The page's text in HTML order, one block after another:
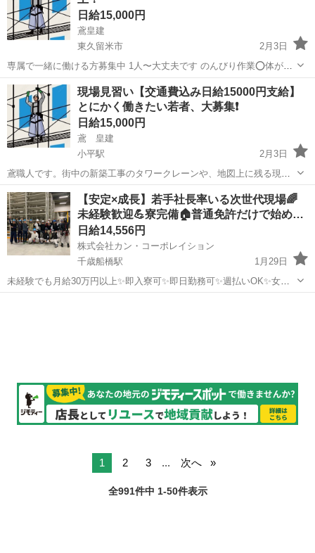
日給15,000円
鳶皇建
東久留米市
2月3日
専属で一緒に働ける方募集中 1人〜大丈夫です のんびり作業⭕️体が楽
⭕️直行直帰⭕️ 現場移動🈚️ 早朝の資材積み込み🈚️ 高収入⭕️ 『気になっ
たら応募してください』 すぐ働けます❗️早帰り多数❗️早く終わっても日
給保...
東京 東久留米市 鳶職 足場
現場見習い【交通費込み日給15000円支給】
とにかく働きたい若者、大募集❗️
日給15,000円
鳶 皇建
小平駅
2月3日
鳶職人です。街中の新築工事のタワークレーンや、地図上に残る現
場！ 誇りを持ったカッコイイ仕事ですよ❗️ 最初は、誰でも出来る簡単
な作業から❗️ 思ってるより楽です！ 心配は何もいりません❗️ これが現
場仕事❓って思いますよ！...
東京 東久留米市 小平駅 鳶職 足場
【安定×成長】若手社長率いる次世代現場🌈
未経験歓迎💪寮完備🏠普通免許だけで始め…
日給14,556円
株式会社カン・コーポレイション
千歳船橋駅
1月29日
未経験でも月給30万円以上✨即入寮可✨即日勤務可✨週払いOK✨女性
OK✨派手髪OK✨ピアスOK✨ネイルOK✨髭さんOK✨私服通勤OK✨バ
1 2 3 ... 次へ
全991件中 1-50件表示